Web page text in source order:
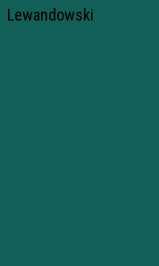
Lewandowski